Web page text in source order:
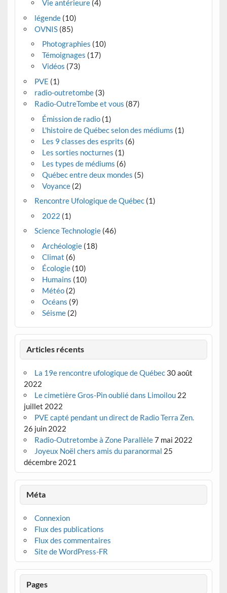
Vie antérieure(4)
légende(10)
OVNIS(85)
Photographies (10)
Témoignages (17)
Vidéos (73)
PVE (1)
radio-outretombe(3)
Radio-OutreTombe et vous (87)
Émission de radio(1)
L'histoire de Québec selon des médiums (1)
Les 9 classes des esprits (6)
Les sorties nocturnes (1)
Les types de médiums (6)
Québec entre deux mondes (5)
Voyance(2)
Rencontre Ufologique de Québec(1)
2022 (1)
Science Technologie(46)
Archéologie(18)
Climat (6)
Écologie(10)
Humains (10)
Météo(2)
Océans (9)
Séisme(2)
Articles récents
La 19e rencontre ufologique de Québec 30 août
2022
Le cimetière Gros-Pin oublié dans Limoilou 22
juillet 2022
PVE capté pendant un direct de Radio Terra Zen.
26 juin 2022
Radio-Outretombe à Zone Parallèle7 mai 2022
Joyeux Noël chers amis du paranormal 25
décembre 2021
Méta
Connexion
Flux des publications
Flux des commentaires
Site de WordPress-FR
Pages